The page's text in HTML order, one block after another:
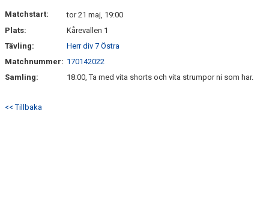
KONTAKT
Matchstart:
tor 21 maj, 19:00
Plats:
Kårevallen 1
Tävling:
Herr div 7 Östra
Matchnummer: 170142022
Samling:
18:00, Ta med vita shorts och vita strumpor ni som har.
<< Tillbaka